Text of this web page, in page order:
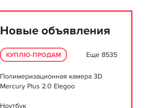
Новые объявления
КУПЛЮ-ПРОДАМ Еще 8535
Полимеризационная камера 3D
Mercury Plus 2.0 Elegoo
Ноутбук